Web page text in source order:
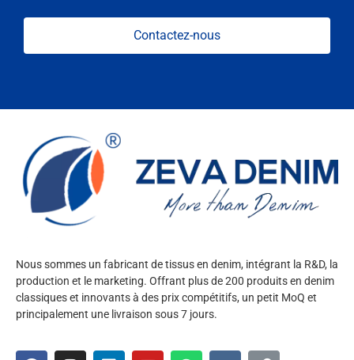
Contactez-nous
Nous sommes un fabricant de tissus en denim, intégrant la R&D, la
production et le marketing. Offrant plus de 200 produits en denim
classiques et innovants à des prix compétitifs, un petit MoQ et
principalement une livraison sous 7 jours.